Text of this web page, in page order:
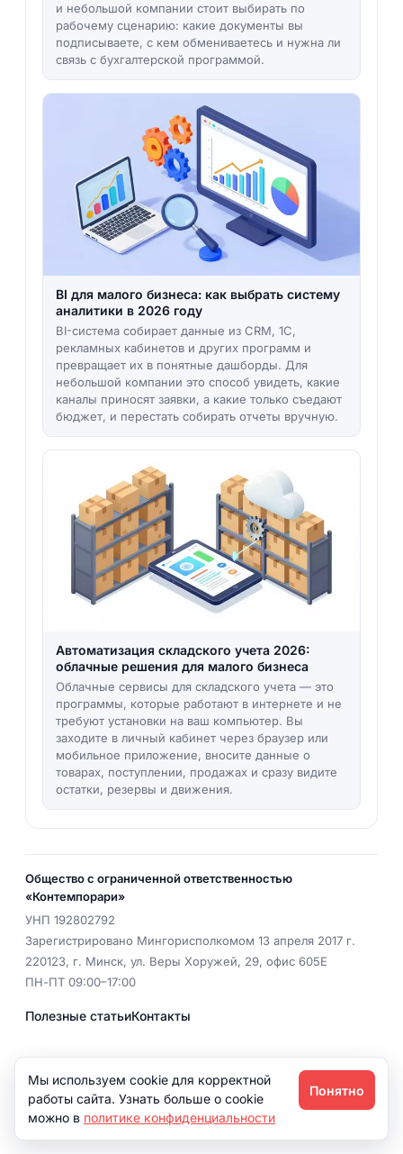
и небольшой компании стоит выбирать по
рабочему сценарию: какие документы вы
подписываете, с кем обмениваетесь и нужна ли
связь с бухгалтерской программой.
BI для малого бизнеса: как выбрать систему
аналитики в 2026 году
BI-система собирает данные из CRM, 1С,
рекламных кабинетов и других программ и
превращает их в понятные дашборды. Для
небольшой компании это способ увидеть, какие
каналы приносят заявки, а какие только съедают
бюджет, и перестать собирать отчеты вручную.
Автоматизация складского учета 2026:
облачные решения для малого бизнеса
Облачные сервисы для складского учета — это
программы, которые работают в интернете и не
требуют установки на ваш компьютер. Вы
заходите в личный кабинет через браузер или
мобильное приложение, вносите данные о
товарах, поступлении, продажах и сразу видите
остатки, резервы и движения.
Общество с ограниченной ответственностью
«Контемпорари»
УНП 192802792
Зарегистрировано Мингорисполкомом 13 апреля 2017 г.
220123, г. Минск, ул. Веры Хоружей, 29, офис 605Е
ПН-ПТ 09:00–17:00
Полезные статьиКонтакты
EMAIL
office@dix.by
Политика конфиденциальности
Мы используем cookie для корректной
работы сайта. Узнать больше о cookie
можно в политике конфиденциальности
Понятно